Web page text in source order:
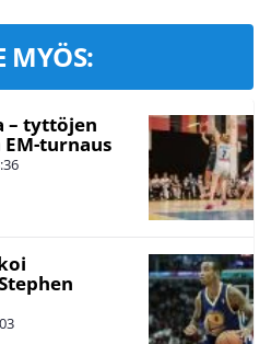
MYÖS:
– tyttöjen
turnaus